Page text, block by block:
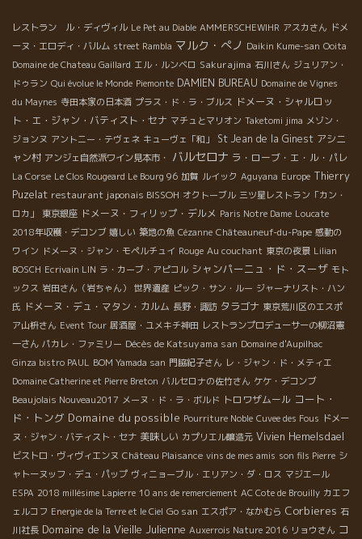
レストラン ル・ディヴィル Le Pet au Diable AMMERSCHEWIHR アスカさん ドメ
ーヌ・エロディ・バルム street Rambla マルク・ぺノ Daikin Kume-san Ooita
Domaine de Chateau Gaillard エル・ルンベロ Sakurajima 石川さん ジュリアン・
ドゥラン Qui évolue le Monde Piemonte DAMIEN BUREAU Domaine de Vignes
du Maynes 寺田本家の日本酒 プラス・ド・ラ・ブルス ドメーヌ・シャルロッ
ト・エ・ジャン・バティスト・セナ マチュとマリオン Taketomi jima メゾン・
ジョンヌ アントニー・テヴェネ キューヴェ「和」 St Jean de la Ginest アシニ
ャン村 アンジェ自然派ワイン見本市・ バルセロナ ラ・ローブ・エ・ル・パレ
La Corse Le Clos Rougeard Le Bourg 96 加賀 ルイック Aguyana Europe Thierry
Puzelat restaurant japonais BISSOH オクトーブル 三ツ星レストラン「カン・
ロカ」
東京銀座 ドメーヌ・フィリップ・デルメ Paris Notre Dame Loucate
2018年収穫・デコンブ 嬉しい 築地の魚 Cézanne Châteauneuf-du-Pape 感動の
ワイン ドメーヌ・ジャン・モペルチュイ Rouge Au couchant 東京の夜景 Lilian
BOSCH Ecrivain LIN ラ・カーブ・アピコル シャンパーニュ・ド・スーザ モト
ックス 岩田さん（岩ちゃん） 世界遺産 ピック・サン・ルー ジャーナリスト・ハン
氏 ドメーヌ・デュ・マタン・カルム 長野・諏訪 タラゴナ 東京荒川区のエスポ
ア山枡さん Event Tour 居酒屋・ユメキチ神田 レストランプロデューサーの柳沼憲
一さん パカレ・ファミリー Décès de Katsuyama san Domaine d'Aupilhac
Ginza bistro PAUL BOM Yamada san 門脇紀子さん レ・ジャン・ド・メティエ
Domaine Catherine et Pierre Breton バルセロナの佐竹さん ケケ・デコンブ
Beaujolais Nouveau2017 メーヌ・ド・ラ・ボルド トロワザムール コート・
ド・トング Domaine du possible Pourriture Noble Cuvee des Fous ドメー
ヌ・ジャン・バティスト・セナ 美味しい カプリエル醸造元 Vivien Hemelsdael
ビストロ・ヴィヴィエンヌ Château Plaisance vins de mes amis son fils Pierre シ
ャトーヌッフ・デュ・パップ ヴィニョーブル・エリアン・ダ・ロス マジエール
ESPA 2018 millésime Lapierre 10 ans de remerciement AC Cote de Brouilly カエフ
ェルコフ Energie de la Terre et le Ciel Go san エスポア・なかむら Corbieres 石
川社長 Domaine de la Vieille Julienne Auxerrois Nature 2016 リョウさん コ